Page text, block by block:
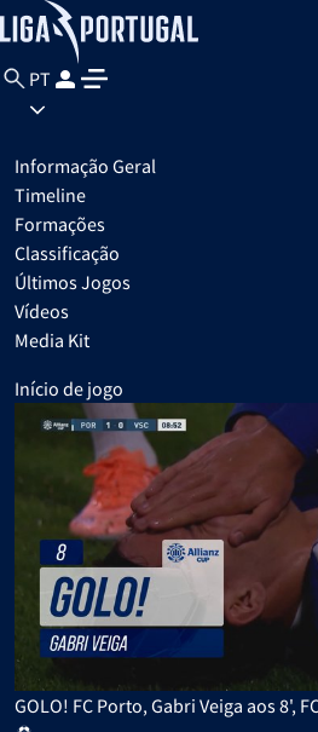
PT
Informação Geral
Timeline
Formações
Classificação
Últimos Jogos
Vídeos
Media Kit
Início de jogo
GOLO! FC Porto, Gabri Veiga aos 8',